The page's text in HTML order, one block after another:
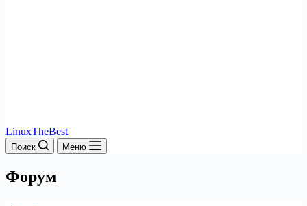
LinuxTheBest
Поиск Меню
Форум